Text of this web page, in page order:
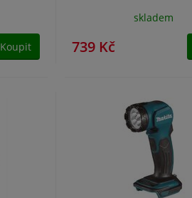
Koupit
skladem
739 Kč